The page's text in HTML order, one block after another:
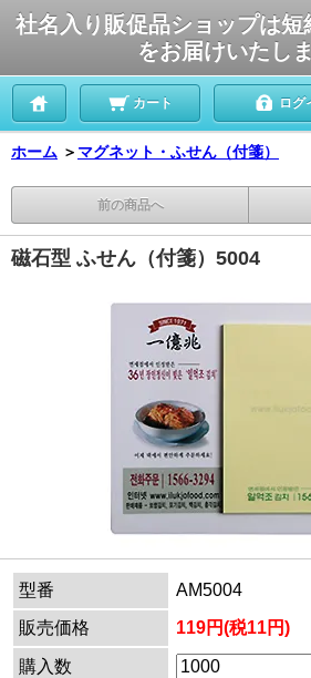
社名入り販促品ショップは短
をお届けいたしま
カート ログ
ホーム ＞ マグネット・ふせん（付箋）
前の商品へ
磁石型 ふせん（付箋）5004
型番
AM5004
販売価格
119円(税11円)
購入数